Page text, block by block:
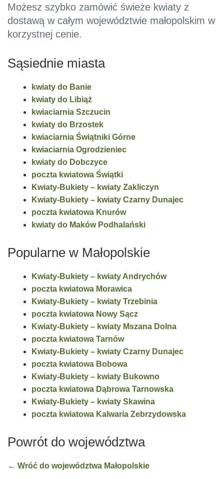
Możesz szybko zamówić świeże kwiaty z
dostawą w całym województwie małopolskim w
korzystnej cenie.
Sąsiednie miasta
kwiaty do Banie
kwiaty do Libiąż
kwiaciarnia Szczucin
kwiaty do Brzostek
kwiaciarnia Świątniki Górne
kwiaciarnia Ogrodzieniec
kwiaty do Dobczyce
poczta kwiatowa Świątki
Kwiaty-Bukiety – kwiaty Zakliczyn
Kwiaty-Bukiety – kwiaty Czarny Dunajec
poczta kwiatowa Knurów
kwiaty do Maków Podhalański
Popularne w Małopolskie
Kwiaty-Bukiety – kwiaty Andrychów
poczta kwiatowa Morawica
Kwiaty-Bukiety – kwiaty Trzebinia
poczta kwiatowa Nowy Sącz
Kwiaty-Bukiety – kwiaty Mszana Dolna
poczta kwiatowa Tarnów
Kwiaty-Bukiety – kwiaty Czarny Dunajec
poczta kwiatowa Bobowa
Kwiaty-Bukiety – kwiaty Bukowno
poczta kwiatowa Dąbrowa Tarnowska
Kwiaty-Bukiety – kwiaty Skawina
poczta kwiatowa Kalwaria Zebrzydowska
Powrót do województwa
← Wróć do województwa Małopolskie